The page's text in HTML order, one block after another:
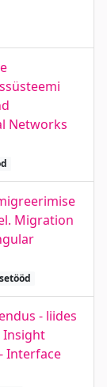
Networks
Migration
- liides
Insight
Interface